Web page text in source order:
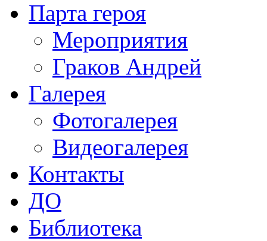
Парта героя
Мероприятия
Граков Андрей
Галерея
Фотогалерея
Видеогалерея
Контакты
ДО
Библиотека